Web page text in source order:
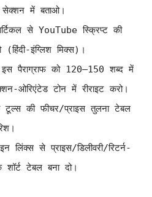
में बताओ।
से YouTube स्क्रिप्ट की
इंग्लिश मिक्स)।
इस पैराग्राफ को 120–150 शब्द में
ओरिएंटेड टोन में रीराइट करो।
टूल्स की फीचर/प्राइस तुलना टेबल
इन लिंक्स से प्राइस/डिलीवरी/रिटर्न-
शॉर्ट टेबल बना दो।